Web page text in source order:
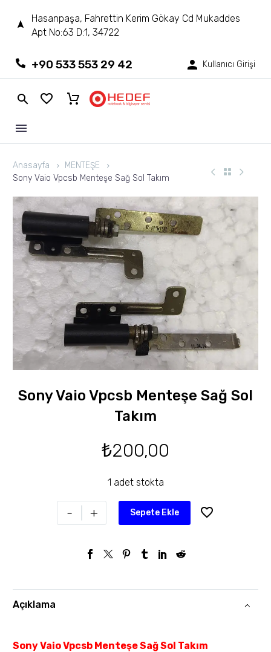
Hasanpaşa, Fahrettin Kerim Gökay Cd Mukaddes
Apt No:63 D:1, 34722
+90 533 553 29 42 Kullanıcı Girişi
Anasayfa
MENTEŞE
Sony Vaio Vpcsb Menteşe Sağ Sol Takım
Sony Vaio Vpcsb Menteşe Sağ Sol
Takım
₺200,00
1 adet stokta
- + Sepete Ekle
Açıklama
Sony Vaio Vpcsb Menteşe Sağ Sol Takım